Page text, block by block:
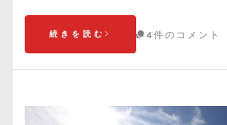
続きを読む 4件のコメント